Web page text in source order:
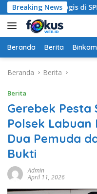
Langsung
ke
konten
Breaking News
Dialogis di SPBU,
Beranda Berita Binkam
Beranda Berita
Berita
Gerebek Pesta
Polsek Labuan
Dua Pemuda
Bukti
Admin
April 11, 2026